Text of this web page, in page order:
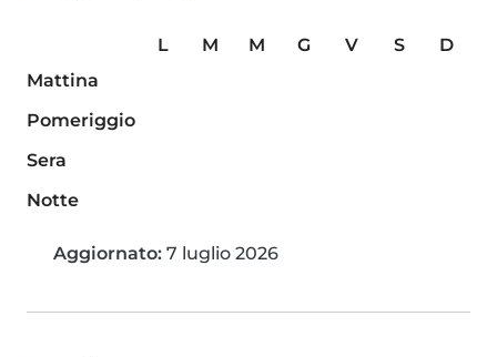
L M M G V S
D
Mattina
Pomeriggio
Sera
Notte
Aggiornato: 7 luglio 2026